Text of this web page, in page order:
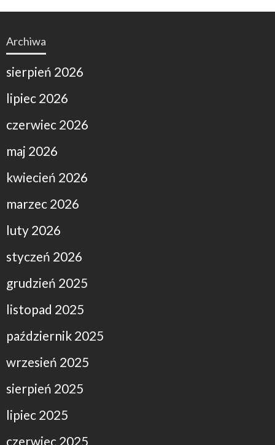
Archiwa
sierpień 2026
lipiec 2026
czerwiec 2026
maj 2026
kwiecień 2026
marzec 2026
luty 2026
styczeń 2026
grudzień 2025
listopad 2025
październik 2025
wrzesień 2025
sierpień 2025
lipiec 2025
czerwiec 2025